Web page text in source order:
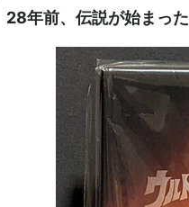
28年前、伝説が始まった